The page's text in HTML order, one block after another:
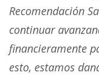
Recomendación
continuar
financieramente
esto, estamos